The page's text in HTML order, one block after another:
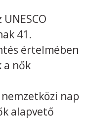
Technikai információk
41.
értelmében
a nők
nap
alapvető